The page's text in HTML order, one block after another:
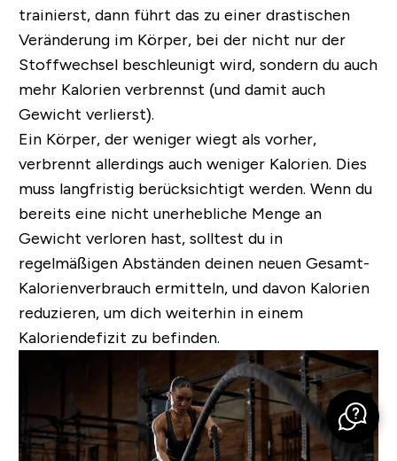
trainierst, dann führt das zu einer drastischen
Veränderung im Körper, bei der nicht nur der
Stoffwechsel beschleunigt wird, sondern du auch
mehr Kalorien verbrennst (und damit auch
Gewicht verlierst).
Ein Körper, der weniger wiegt als vorher,
verbrennt allerdings auch weniger Kalorien. Dies
muss langfristig berücksichtigt werden. Wenn du
bereits eine nicht unerhebliche Menge an
Gewicht verloren hast, solltest du in
regelmäßigen Abständen deinen neuen Gesamt-
Kalorienverbrauch ermitteln, und davon Kalorien
reduzieren, um dich weiterhin in einem
Kaloriendefizit zu befinden.